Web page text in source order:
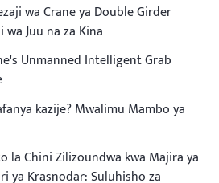
wa Crane ya Double Girder
Juu na za Kina
Unmanned Intelligent Grab
kazije? Mwalimu Mambo ya
la Chini Zilizoundwa kwa Majira ya
ya Krasnodar: Suluhisho za